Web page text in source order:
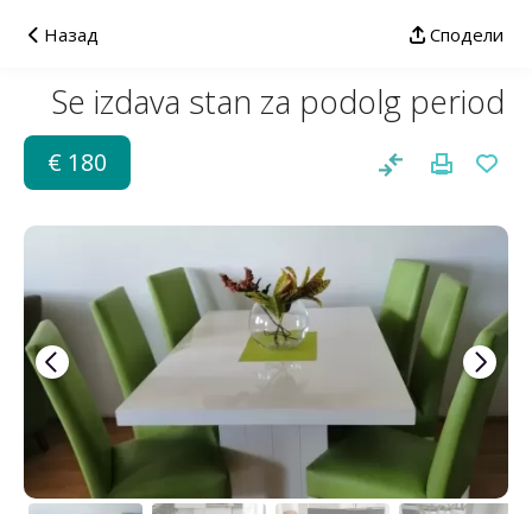
Назад Сподели
Se izdava stan za podolg period
€ 180